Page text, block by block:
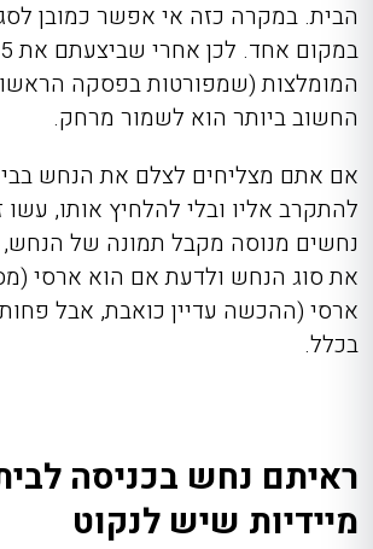
הבית. במקרה כזה אי אפשר כמובן
המומלצות (שמפורטות בפסקה
החשוב ביותר הוא לשמור מרחק.
אם אתם מצליחים לצלם את הנחש
להתקרב אליו ובלי להלחיץ אותו,
נחשים מנוסה מקבל תמונה של הנחש,
את סוג הנחש ולדעת אם הוא ארסי
ארסי (ההכשה עדיין כואבת, אבל
בכלל.
ראיתם נחש בכניסה
מיידיות שיש לנקוט